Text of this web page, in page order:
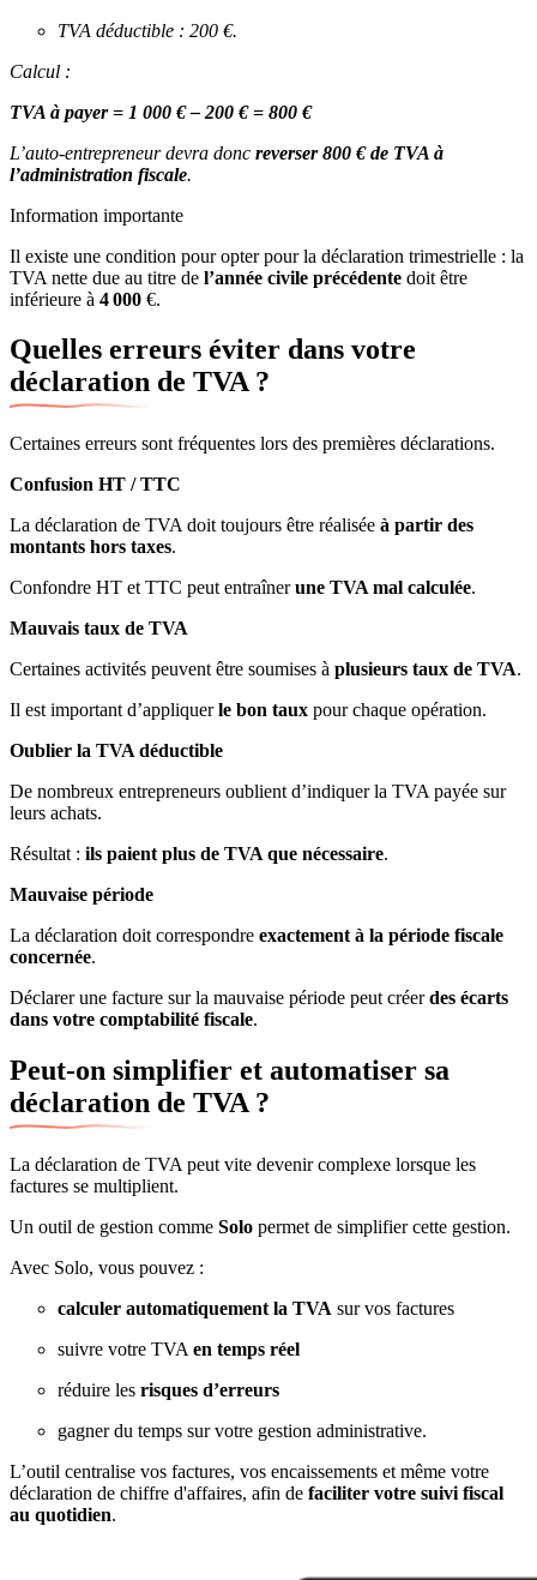
TVA déductible : 200 €.
Calcul :
TVA à payer = 1 000 € – 200 € = 800 €
L’auto-entrepreneur devra donc reverser 800 € de TVA à
l’administration fiscale.
Information importante
Il existe une condition pour opter pour la déclaration trimestrielle : la
TVA nette due au titre de l’année civile précédente doit être
inférieure à 4 000 €.
Quelles erreurs éviter dans votre
déclaration de TVA ?
Certaines erreurs sont fréquentes lors des premières déclarations.
Confusion HT / TTC
La déclaration de TVA doit toujours être réalisée à partir des
montants hors taxes.
Confondre HT et TTC peut entraînerune TVA mal calculée.
Mauvais taux de TVA
Certaines activités peuvent être soumises à plusieurs taux de TVA.
Il est important d’appliquerle bon taux pour chaque opération.
Oublier la TVA déductible
De nombreux entrepreneurs oublient d’indiquer la TVA payée sur
leurs achats.
Résultat : ils paient plus de TVA que nécessaire.
Mauvaise période
La déclaration doit correspondre exactement à la période fiscale
concernée.
Déclarer une facture sur la mauvaise période peut créerdes écarts
dans votre comptabilité fiscale.
Peut-on simplifier et automatiser sa
déclaration de TVA ?
La déclaration de TVA peut vite devenir complexe lorsque les
factures se multiplient.
Un outil de gestion comme Solo permet de simplifier cette gestion.
Avec Solo, vous pouvez :
calculer automatiquement la TVA sur vos factures
suivre votre TVA en temps réel
réduire les risques d’erreurs
gagner du temps sur votre gestion administrative.
L’outil centralise vos factures, vos encaissements et même votre
déclaration de chiffre d'affaires, afin de faciliter votre suivi fiscal
au quotidien.